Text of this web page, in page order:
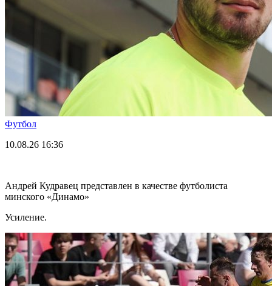
Футбол
10.08.26 16:36
Андрей Кудравец представлен в качестве футболиста
минского «Динамо»
Усиление.